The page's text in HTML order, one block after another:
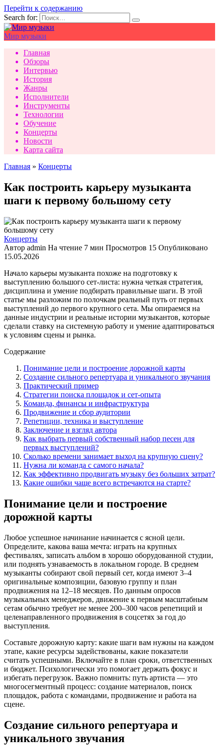
Перейти к содержанию
Search for:
Мир музыки
Главная
Обзоры
Интервью
История
Жанры
Исполнители
Инструменты
Технологии
Обучение
Концерты
Новости
Карта сайта
Главная » Концерты
Как построить карьеру музыканта
шаги к первому большому сету
Концерты
Автор admin На чтение 7 мин Просмотров 15 Опубликовано
15.05.2026
Начало карьеры музыканта похоже на подготовку к
выступлению большого сет-листа: нужна четкая стратегия,
дисциплина и умение подбирать правильные шаги. В этой
статье мы разложим по полочкам реальный путь от первых
выступлений до первого крупного сетa. Мы опираемся на
данные индустрии и реальные истории музыкантов, которые
сделали ставку на системную работу и умение адаптироваться
к условиям сцены и рынка.
Содержание
Понимание цели и построение дорожной карты
Создание сильного репертуара и уникального звучания
Практический пример
Стратегии поиска площадок и сет-опыта
Команда, финансы и инфраструктура
Продвижение и сбор аудитории
Репетиции, техника и выступление
Заключение и взгляд автора
Как выбрать первый собственный набор песен для
первых выступлений?
Сколько времени занимает выход на крупную сцену?
Нужна ли команда с самого начала?
Как эффективно продвигать музыку без больших затрат?
Какие ошибки чаще всего встречаются на старте?
Понимание цели и построение
дорожной карты
Любое успешное начинание начинается с ясной цели.
Определите, какова ваша мечта: играть на крупных
фестивалях, записать альбом в хорошо оборудованной студии,
или поднять узнаваемость в локальном городе. В среднем
музыканты собирают свой первый сет, когда имеют 3–4
оригинальные композиции, базовую группу и план
продвижения на 12–18 месяцев. По данным опросов
музыкальных менеджеров, движение к первым масштабным
сетам обычно требует не менее 200–300 часов репетиций и
целенаправленного продвижения в соцсетях за год до
выступления.
Составьте дорожную карту: какие шаги вам нужны на каждом
этапе, какие ресурсы задействованы, какие показатели
считать успешными. Включайте в план сроки, ответственных
и бюджет. Психологически это помогает держать фокус и
избегать перегрузок. Важно помнить: путь артиста — это
многосегментный процесс: создание материалов, поиск
площадок, работа с командами, продвижение и работа на
сцене.
Создание сильного репертуара и
уникального звучания